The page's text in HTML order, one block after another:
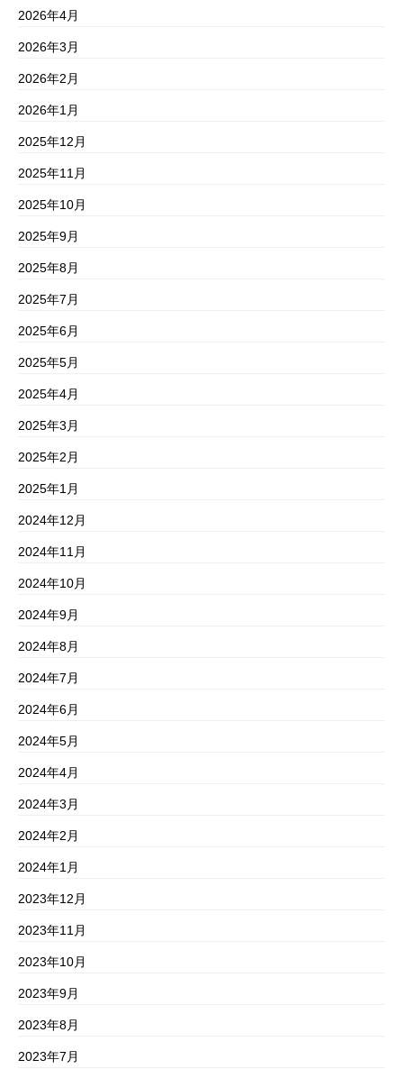
2026年4月
2026年3月
2026年2月
2026年1月
2025年12月
2025年11月
2025年10月
2025年9月
2025年8月
2025年7月
2025年6月
2025年5月
2025年4月
2025年3月
2025年2月
2025年1月
2024年12月
2024年11月
2024年10月
2024年9月
2024年8月
2024年7月
2024年6月
2024年5月
2024年4月
2024年3月
2024年2月
2024年1月
2023年12月
2023年11月
2023年10月
2023年9月
2023年8月
2023年7月